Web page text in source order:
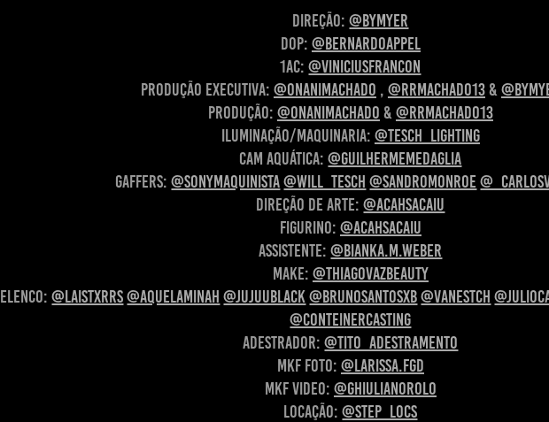
Direção:@bymyer
DoP: @bernardoappel
1Ac:@viniciusfrancon
Produção executiva: @onanimachado , @rrmachado13&
Produção: @onanimachado & @rrmachado13
Iluminação/maquinaria: @tesch_lighting
Cam Aquática:@guilhermemedaglia
Gaffers:@sonymaquinista @will_tesch @sandromonroe
Direção de Arte:@acahsacaiu
Figurino: @acahsacaiu
Assistente:@bianka.m.weber
Make: @thiagovazbeauty
Elenco:@laistxrrs @aquelaminah @jujuublack @brunosantosxb @vanestch
@conteinercasting
Adestrador:@tito_adestramento
MKF Foto: @larissa.fgd
MKF Video: @ghiulianorolo
Locação:@step_locs